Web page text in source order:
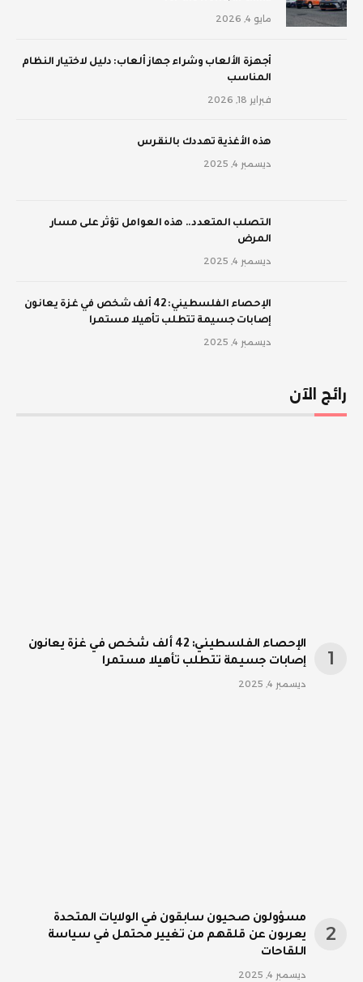
مايو 4, 2026
أجهزة الألعاب وشراء جهاز ألعاب: دليل لاختيار النظام
المناسب
فبراير 18, 2026
‫هذه الأغذية تهددك بالنقرس
ديسمبر 4, 2025
‫التصلب المتعدد.. هذه العوامل تؤثر على مسار
المرض
ديسمبر 4, 2025
الإحصاء الفلسطيني: 42 ألف شخص في غزة يعانون
إصابات جسيمة تتطلب تأهيلا مستمرا
ديسمبر 4, 2025
رائج الآن
الإحصاء الفلسطيني: 42 ألف شخص في غزة يعانون
إصابات جسيمة تتطلب تأهيلا مستمرا
ديسمبر 4, 2025
مسؤولون صحيون سابقون في الولايات المتحدة
يعربون عن قلقهم من تغيير محتمل في سياسة
اللقاحات
ديسمبر 4, 2025